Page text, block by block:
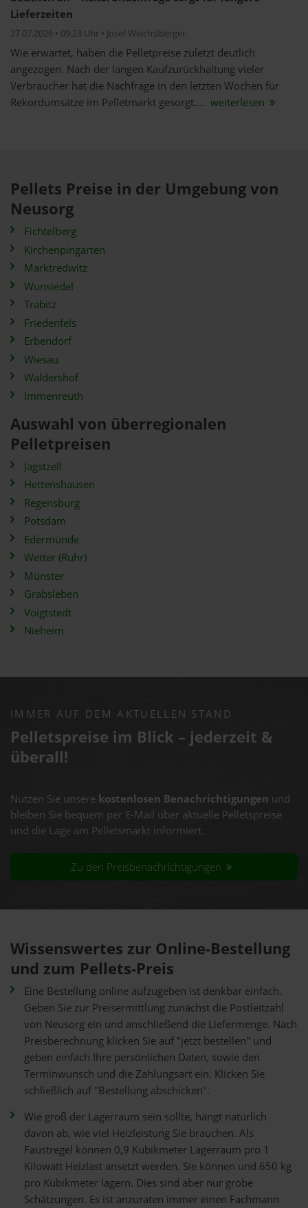
Lieferzeiten
27.07.2026 • 09:23 Uhr • Josef Weichslberger
Wie erwartet, haben die Pelletpreise zuletzt deutlich
angezogen. Nach der langen Kaufzurückhaltung vieler
Verbraucher hat die Nachfrage in den letzten Wochen für
Rekordumsätze im Pelletmarkt gesorgt.... weiterlesen
Pellets Preise in der Umgebung von
Neusorg
Fichtelberg
Kirchenpingarten
Marktredwitz
Wunsiedel
Trabitz
Friedenfels
Erbendorf
Wiesau
Waldershof
Immenreuth
Auswahl von überregionalen
Pelletpreisen
Jagstzell
Hettenshausen
Regensburg
Potsdam
Edermünde
Wetter (Ruhr)
Münster
Grabsleben
Voigtstedt
Nieheim
IMMER AUF DEM AKTUELLEN STAND
Pelletspreise im Blick – jederzeit &
überall!
Nutzen Sie unsere kostenlosen Benachrichtigungen und
bleiben Sie bequem per E-Mail über aktuelle Pelletspreise
und die Lage am Pelletsmarkt informiert.
Zu den Preisbenachrichtigungen
Wissenswertes zur Online-Bestellung
und zum Pellets-Preis
Eine Bestellung online aufzugeben ist denkbar einfach.
Geben Sie zur Preisermittlung zunächst die Postleitzahl
von Neusorg ein und anschließend die Liefermenge. Nach
Preisberechnung klicken Sie auf "jetzt bestellen" und
geben einfach Ihre persönlichen Daten, sowie den
Terminwunsch und die Zahlungsart ein. Klicken Sie
schließlich auf "Bestellung abschicken".
Wie groß der Lagerraum sein sollte, hängt natürlich
davon ab, wie viel Heizleistung Sie brauchen. Als
Faustregel können 0,9 Kubikmeter Lagerraum pro 1
Kilowatt Heizlast ansetzt werden. Sie können und 650 kg
pro Kubikmeter lagern. Dies sind aber nur grobe
Schätzungen. Es ist anzuraten immer einen Fachmann